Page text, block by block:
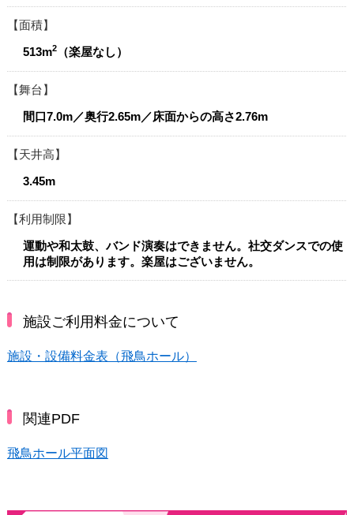
面積
513m2（楽屋なし）
舞台
間口7.0m／奥行2.65m／床面からの高さ2.76m
天井高
3.45m
利用制限
運動や和太鼓、バンド演奏はできません。社交ダンスでの使
用は制限があります。楽屋はございません。
施設ご利用料金について
施設・設備料金表（飛鳥ホール）
関連PDF
飛鳥ホール平面図